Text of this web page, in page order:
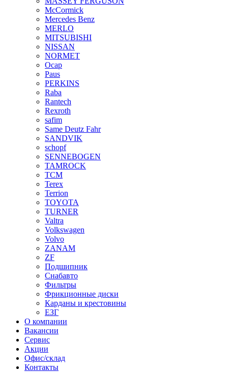
McCormick
Mercedes Benz
MERLO
MITSUBISHI
NISSAN
NORMET
Ocap
Paus
PERKINS
Raba
Rantech
Rexroth
safim
Same Deutz Fahr
SANDVIK
schopf
SENNEBOGEN
TAMROCK
TCM
Terex
Terrion
TOYOTA
TURNER
Valtra
Volkswagen
Volvo
ZANAM
ZF
Подшипник
Снабавто
Фильтры
Фрикционные диски
Карданы и крестовины
ЕЗГ
О компании
Вакансии
Сервис
Акции
Офис/склад
Контакты